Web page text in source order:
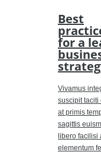
Best
for a
Vivamus
suscipit taciti
at primis
sagittis
libero facilisi
elementum